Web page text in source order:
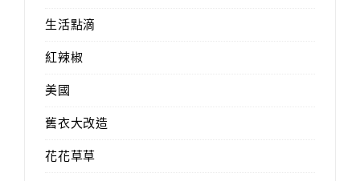
生活點滴
紅辣椒
美國
舊衣大改造
花花草草